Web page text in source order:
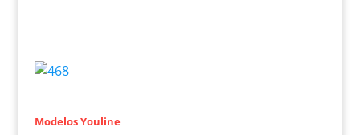
Modelos Youline